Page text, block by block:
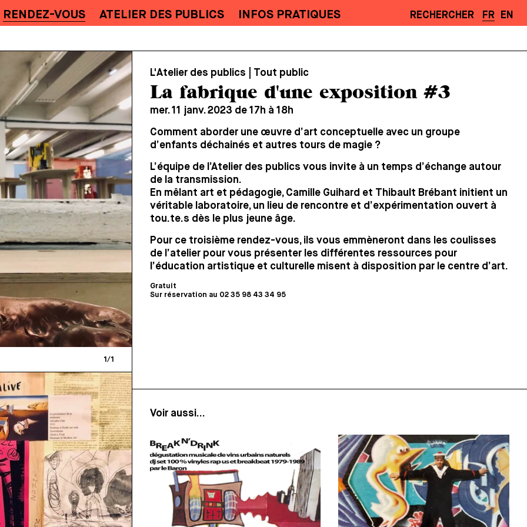
RENDEZ-VOUS ATELIER DES PUBLICS INFOS PRATIQUES RECHERCHER FR EN
1/1
L'Atelier des publics | Tout public
La fabrique d'une exposition #3
mer. 11 janv. 2023 de 17h à 18h
Comment aborder une œuvre d’art conceptuelle avec un groupe
d’enfants déchainés et autres tours de magie ?
L’équipe de l’Atelier des publics vous invite à un temps d’échange autour
de la transmission.
En mêlant art et pédagogie, Camille Guihard et Thibault Brébant initient un
véritable laboratoire, un lieu de rencontre et d’expérimentation ouvert à
tou.te.s dès le plus jeune âge.
Pour ce troisième rendez-vous, ils vous emmèneront dans les coulisses
de l’atelier pour vous présenter les différentes ressources pour
l’éducation artistique et culturelle misent à disposition par le centre d’art.
Gratuit
Sur réservation au 02 35 98 43 34 95
Voir aussi...